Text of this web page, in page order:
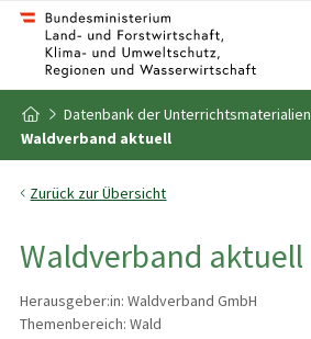
Zum Inhalt
Zum Inhaltsverzeichnis
Zur Startseite
Datenbank der Unterrichtsmaterialien
Waldverband aktuell
Zurück zur Übersicht
Waldverband aktuell
Herausgeber:in: Waldverband GmbH
Themenbereich: Wald